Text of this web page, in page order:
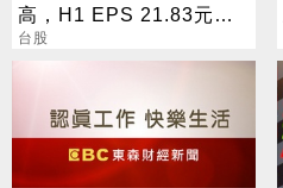
高，H1 EPS 21.83元，
惟7月業績低於預期，今
台股